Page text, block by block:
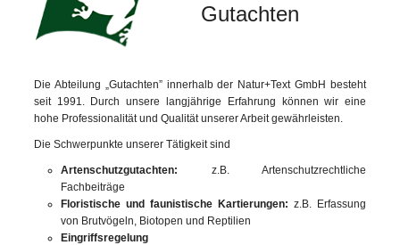
Gutachten
Die Abteilung „Gutachten” innerhalb der Natur+Text GmbH besteht
seit 1991. Durch unsere langjährige Erfahrung können wir eine
hohe Professionalität und Qualität unserer Arbeit gewährleisten.
Die Schwerpunkte unserer Tätigkeit sind
Artenschutzgutachten: z.B. Artenschutzrechtliche
Fachbeiträge
Floristische und faunistische Kartierungen:z.B. Erfassung
von Brutvögeln, Biotopen und Reptilien
Eingriffsregelung